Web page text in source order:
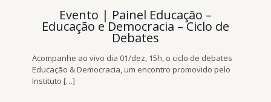
Evento | Painel Educação –
Educação e Democracia – Ciclo de
Debates
Acompanhe ao vivo dia 01/dez, 15h, o ciclo de debates
Educação & Democracia, um encontro promovido pelo
Instituto […]